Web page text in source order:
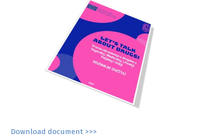
Download document >>>